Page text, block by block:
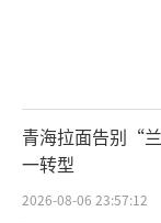
青海拉面告别“
一转型
2026-08-06 23:57:12